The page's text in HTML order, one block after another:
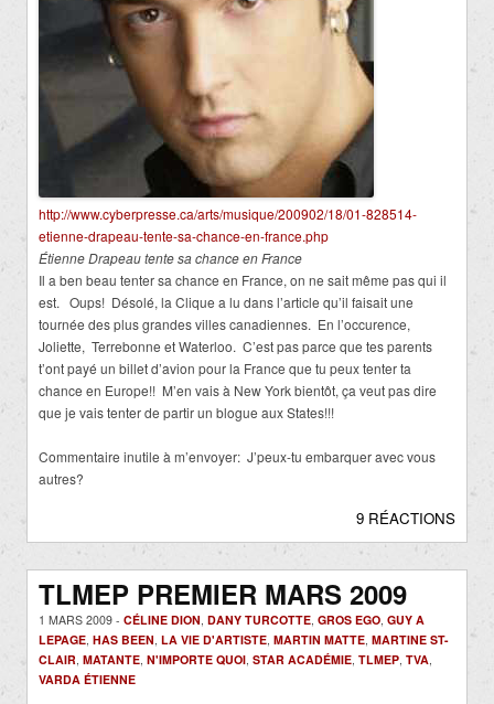
http://www.cyberpresse.ca/arts/musique/200902/18/01-828514-
etienne-drapeau-tente-sa-chance-en-france.php
Étienne Drapeau tente sa chance en France
Il a ben beau tenter sa chance en France, on ne sait même pas qui il
est. Oups! Désolé, la Clique a lu dans l’article qu’il faisait une
tournée des plus grandes villes canadiennes. En l’occurence,
Joliette, Terrebonne et Waterloo. C’est pas parce que tes parents
t’ont payé un billet d’avion pour la France que tu peux tenter ta
chance en Europe!! M’en vais à New York bientôt, ça veut pas dire
que je vais tenter de partir un blogue aux States!!!
Commentaire inutile à m’envoyer: J’peux-tu embarquer avec vous
autres?
9 RÉACTIONS
TLMEP PREMIER MARS 2009
1 MARS 2009 - CÉLINE DION DANY TURCOTTE GROS EGO GUY A
LEPAGE HAS BEEN LA VIE D'ARTISTE MARTIN MATTE MARTINE ST-
CLAIR MATANTE N'IMPORTE QUOI STAR ACADÉMIE TLMEP TVA
VARDA ÉTIENNE